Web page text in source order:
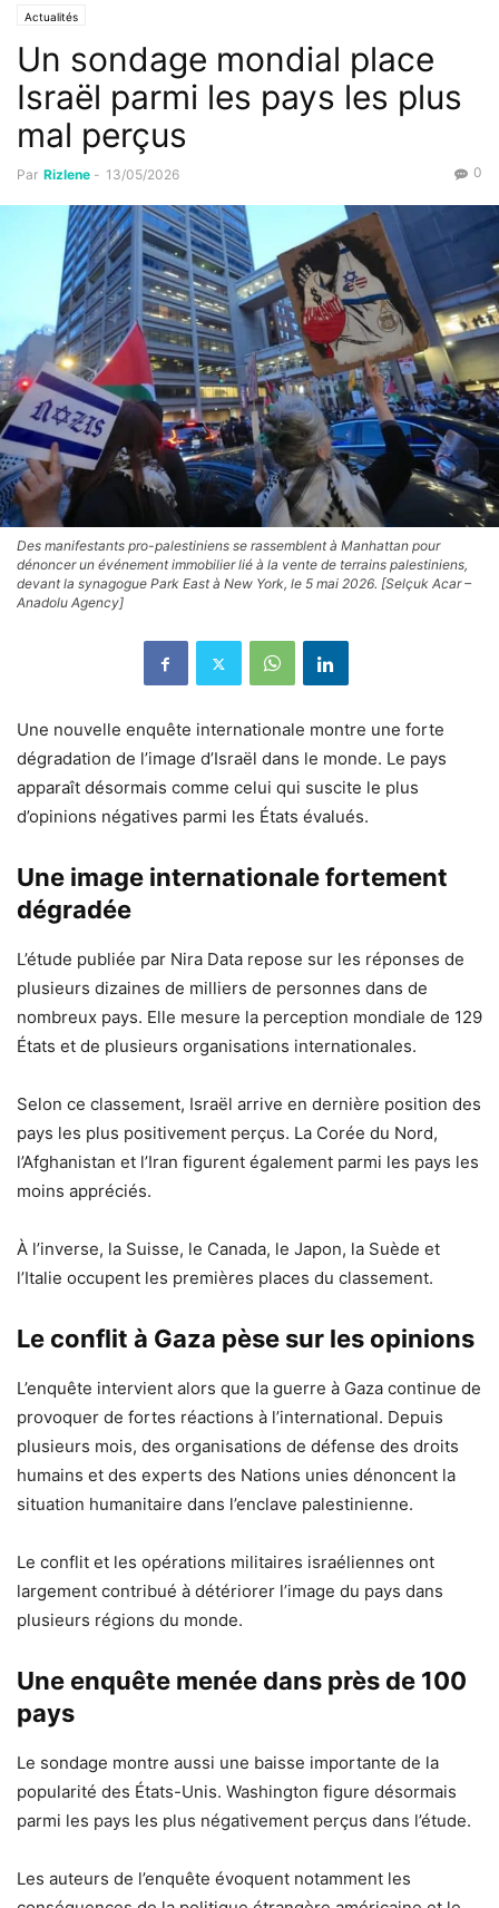
Actualités
Un sondage mondial place
Israël parmi les pays les plus
mal perçus
Par Rizlene - 13/05/2026 0
Des manifestants pro-palestiniens se rassemblent à Manhattan pour
dénoncer un événement immobilier lié à la vente de terrains palestiniens,
devant la synagogue Park East à New York, le 5 mai 2026. [Selçuk Acar –
Anadolu Agency]
Une nouvelle enquête internationale montre une forte
dégradation de l’image d’Israël dans le monde. Le pays
apparaît désormais comme celui qui suscite le plus
d’opinions négatives parmi les États évalués.
Une image internationale fortement
dégradée
L’étude publiée par Nira Data repose sur les réponses de
plusieurs dizaines de milliers de personnes dans de
nombreux pays. Elle mesure la perception mondiale de 129
États et de plusieurs organisations internationales.
Selon ce classement, Israël arrive en dernière position des
pays les plus positivement perçus. La Corée du Nord,
l’Afghanistan et l’Iran figurent également parmi les pays les
moins appréciés.
À l’inverse, la Suisse, le Canada, le Japon, la Suède et
l’Italie occupent les premières places du classement.
Le conflit à Gaza pèse sur les opinions
L’enquête intervient alors que la guerre à Gaza continue de
provoquer de fortes réactions à l’international. Depuis
plusieurs mois, des organisations de défense des droits
humains et des experts des Nations unies dénoncent la
situation humanitaire dans l’enclave palestinienne.
Le conflit et les opérations militaires israéliennes ont
largement contribué à détériorer l’image du pays dans
plusieurs régions du monde.
Une enquête menée dans près de 100
pays
Le sondage montre aussi une baisse importante de la
popularité des États-Unis. Washington figure désormais
parmi les pays les plus négativement perçus dans l’étude.
Les auteurs de l’enquête évoquent notamment les